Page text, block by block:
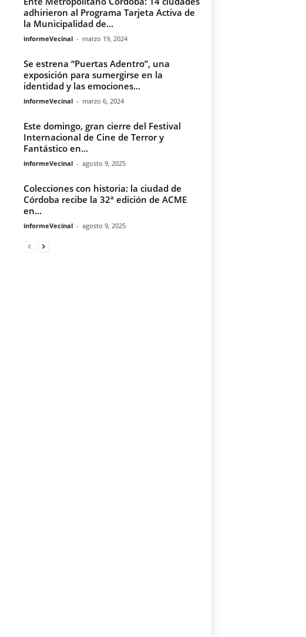
adhirieron al Programa Tarjeta Activa de
la Municipalidad de...
informeVecinal - marzo 19, 2024
Se estrena “Puertas Adentro”, una
exposición para sumergirse en la
identidad y las emociones...
informeVecinal - marzo 6, 2024
Este domingo, gran cierre del Festival
Internacional de Cine de Terror y
Fantástico en...
informeVecinal - agosto 9, 2025
Colecciones con historia: la ciudad de
Córdoba recibe la 32ª edición de ACME
en...
informeVecinal - agosto 9, 2025